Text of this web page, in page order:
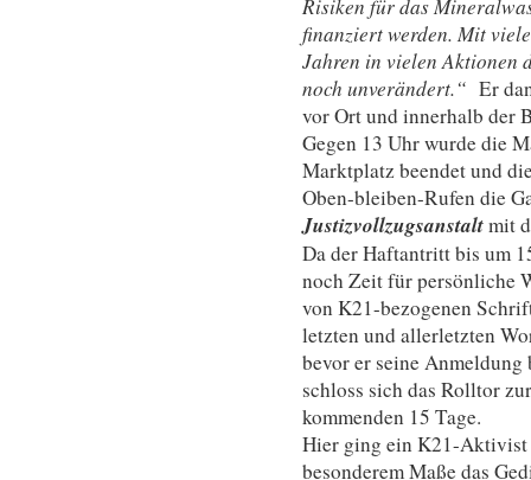
Risiken für das
finanziert werden. Mit
Jahren in vielen Aktionen
noch unverändert.“ Er
vor Ort und innerhalb der
Gegen 13 Uhr wurde die
Marktplatz beendet und
Oben-bleiben-Rufen die
Justizvollzugsanstaltmit
Da der Haftantritt bis um
noch Zeit für persönliche
von K21-bezogenen
letzten und allerletzten
bevor er seine
schloss sich das Rolltor
kommenden 15 Tage.
Hier ging ein K21-Aktivist
besonderem Maße das